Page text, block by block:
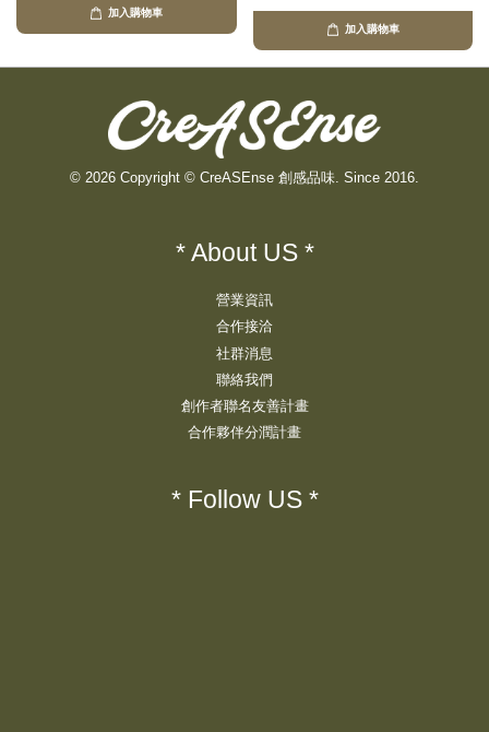
加入購物車
加入購物車
© 2026 Copyright © CreASEnse 創感品味. Since 2016.
* About US *
營業資訊
合作接洽
社群消息
聯絡我們
創作者聯名友善計畫
合作夥伴分潤計畫
* Follow US *